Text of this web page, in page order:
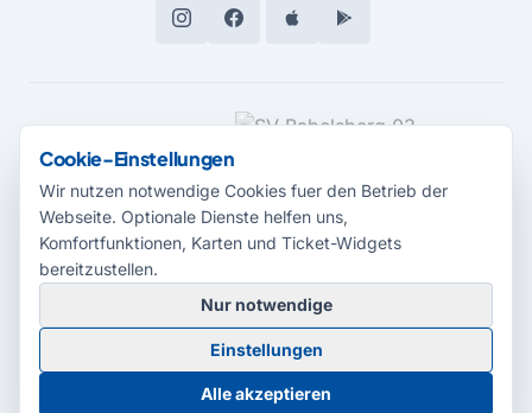
MEDIENPARTNER
© 2026 Radio Potsdam. Webseite entwickelt durch dieMedienagentur
Babelsberg
BarrierefreiheitserklärungAGBDatenschutzImpressum
Cookie-Einstellungen
Cookie-Einstellungen
Wir nutzen notwendige Cookies fuer den Betrieb der
Webseite. Optionale Dienste helfen uns,
Komfortfunktionen, Karten und Ticket-Widgets
bereitzustellen.
Nur notwendige
Einstellungen
Alle akzeptieren